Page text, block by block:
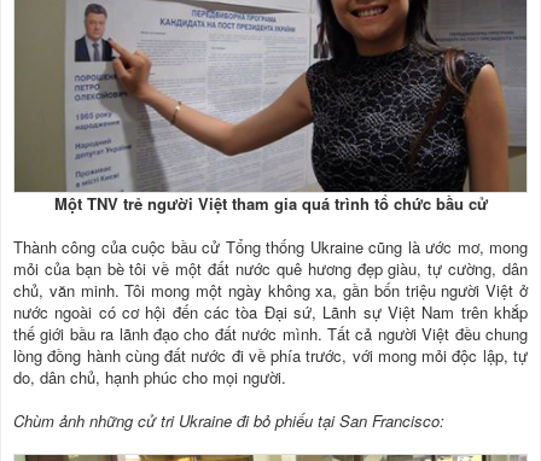
Một TNV trẻ người Việt tham gia quá trình tổ chức bầu cử
Thành công của cuộc bầu cử Tổng thống Ukraine cũng là ước mơ, mong
mỏi của bạn bè tôi về một đất nước quê hương đẹp giàu, tự cường, dân
chủ, văn minh. Tôi mong một ngày không xa, gần bốn triệu người Việt ở
nước ngoài có cơ hội đến các tòa Đại sứ, Lãnh sự Việt Nam trên khắp
thế giới bầu ra lãnh đạo cho đất nước mình. Tất cả người Việt đều chung
lòng đồng hành cùng đất nước đi về phía trước, với mong mỏi độc lập, tự
do, dân chủ, hạnh phúc cho mọi người.
Chùm ảnh những cử tri Ukraine đi bỏ phiếu tại San Francisco: